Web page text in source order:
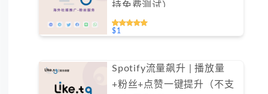
持免费测试）
$1
Spotify流量飙升 | 播放量
+粉丝+点赞一键提升（不支